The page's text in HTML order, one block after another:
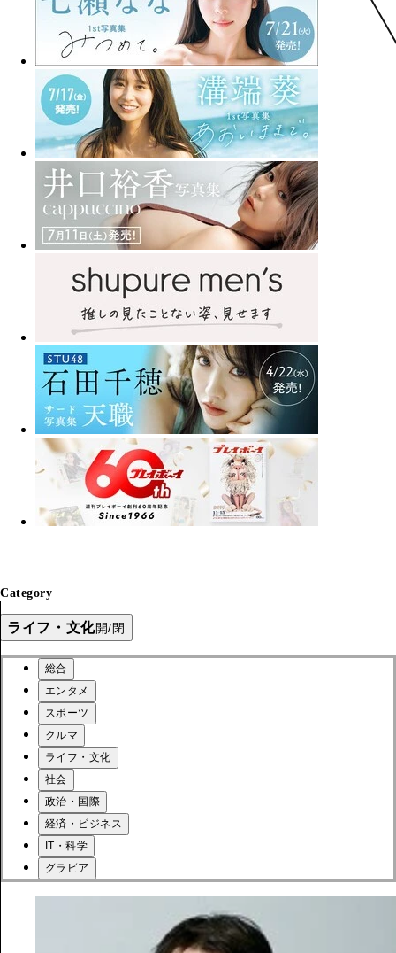
Category
ライフ・文化開/閉
総合
エンタメ
スポーツ
クルマ
ライフ・文化
社会
政治・国際
経済・ビジネス
IT・科学
グラビア